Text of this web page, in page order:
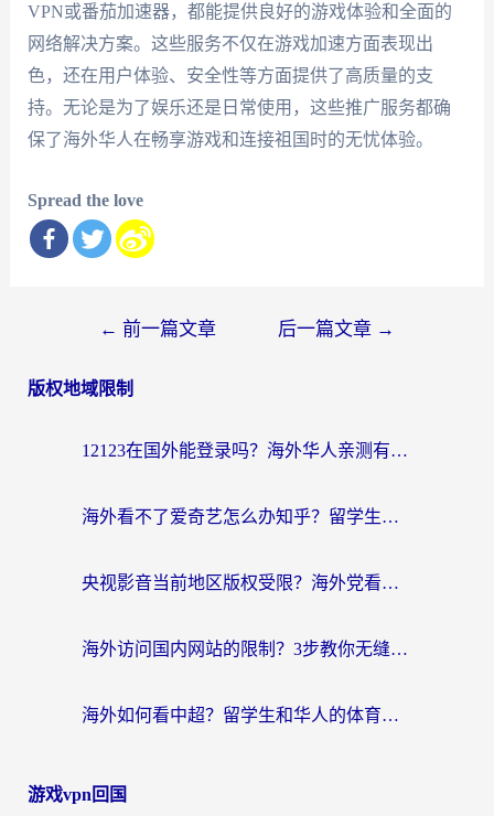
VPN或番茄加速器，都能提供良好的游戏体验和全面的
网络解决方案。这些服务不仅在游戏加速方面表现出
色，还在用户体验、安全性等方面提供了高质量的支
持。无论是为了娱乐还是日常使用，这些推广服务都确
保了海外华人在畅享游戏和连接祖国时的无忧体验。
Spread the love
导
← 前一篇文章 后一篇文章 →
版权地域限制
12123在国外能登录吗？海外华人亲测有效的回国加速器选择指南
海外看不了爱奇艺怎么办知乎？留学生亲测有效的回国加速方案
央视影音当前地区版权受限？海外党看国内剧、追电视台的终极解决方案
海外访问国内网站的限制？3步教你无缝解锁国内资源（附实测最优工具）
海外如何看中超？留学生和华人的体育赛事观看终极指南（附欧洲杯奥运会观看技巧）
游戏vpn回国